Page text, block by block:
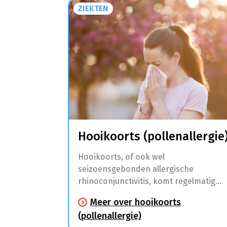
ZIEKTEN
Hooikoorts
Hooikoorts, of ook wel
seizoensgebonden allergische
rhinoconjunctivitis, komt regelmatig
die klachten aan de slijmvliezen van de
neus (niezen, neusloop, jeuk,
Meer over hooikoorts
(pollenallergie)